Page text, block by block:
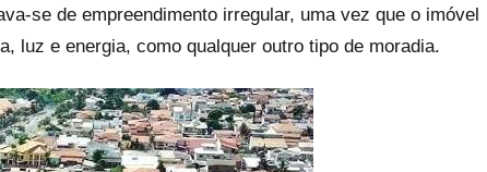
se de empreendimento irregular, uma vez que o imóvel
luz e energia, como qualquer outro tipo de moradia.